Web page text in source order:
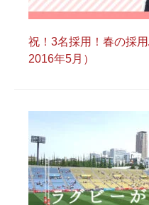
祝！3名採用！春の採
2016年5月）